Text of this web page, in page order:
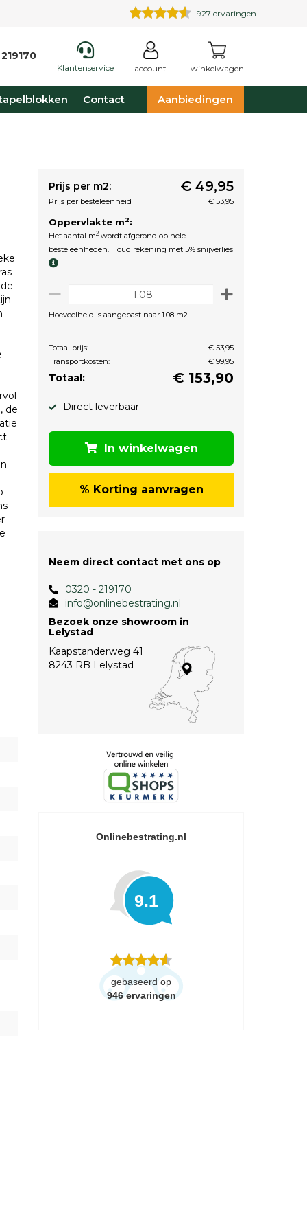
927 ervaringen
Klantenservice account winkelwagen
Contact Aanbiedingen
de
Prijs per m2: € 49,95
Prijs per besteleenheid € 53,95
Oppervlakte m2:
Het aantal m2 wordt afgerond op hele
besteleenheden. Houd rekening met 5% snijverlies
Hoeveelheid is aangepast naar 1.08 m2.
Totaal prijs:
€ 53,95
Transportkosten:
€ 99,95
Totaal: € 153,90
Direct leverbaar
In winkelwagen
% Korting aanvragen
Neem direct contact met ons op
0320 - 219170
info@onlinebestrating.nl
Bezoek onze showroom in
Lelystad
Kaapstanderweg 41
8243 RB Lelystad
Onlinebestrating.nl
9.1
gebaseerd op
946 ervaringen